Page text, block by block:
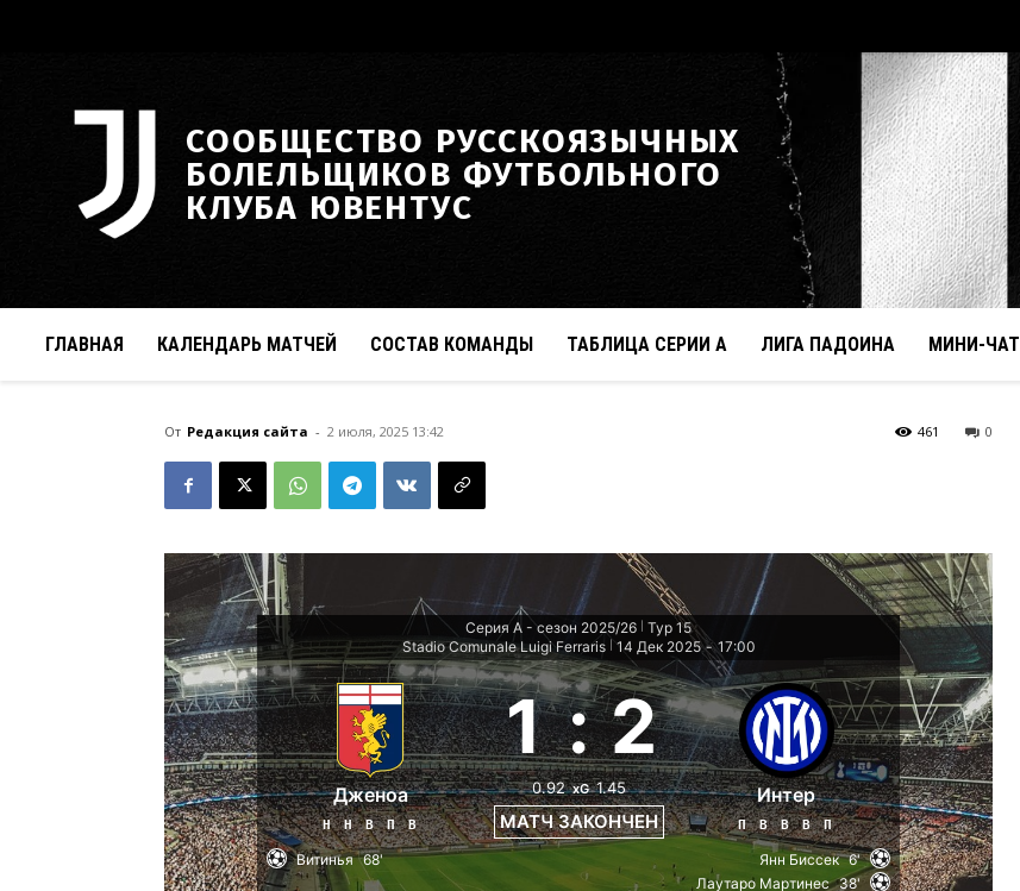
СООБЩЕСТВО РУССКОЯЗЫЧНЫХ
БОЛЕЛЬЩИКОВ ФУТБОЛЬНОГО
КЛУБА ЮВЕНТУС
ГЛАВНАЯ КАЛЕНДАРЬ МАТЧЕЙ СОСТАВ КОМАНДЫ ТАБЛИЦА СЕРИИ А ЛИГА ПАДОИНА МИНИ-ЧАТ
От Редакция сайта - 2 июля, 2025 13:42 0
461
Серия А - сезон 2025/26 Тур 15
Stadio Comunale Luigi Ferraris
14 Дек 2025 - 17:00
Дженоа
Н Н В П В
1 : 2
0.92 xG 1.45
МАТЧ ЗАКОНЧЕН
Интер
П В В В П
Витинья 68' Янн Биссек 6'
Лаутаро Мартинес 38'